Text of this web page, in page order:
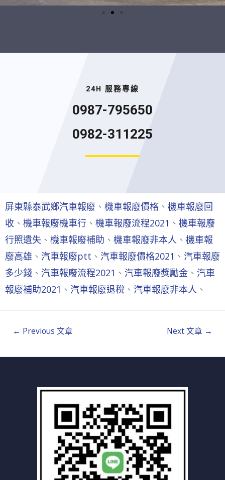
24H 服務專線
0987-795650
0982-311225
屏東縣泰武鄉汽車報廢 、 機車報廢價格 、 機車報廢回
收 、 機車報廢機車行 、 機車報廢流程2021 、 機車報廢
行照遺失 、 機車報廢補助 、 機車報廢非本人 、 機車報
廢高雄 、 汽車報廢ptt 、 汽車報廢價格2021 、 汽車報廢
多少錢 、 汽車報廢流程2021 、 汽車報廢獎勵金 、 汽車
報廢補助2021 、 汽車報廢退稅 、 汽車報廢非本人 、
← Previous 文章 Next 文章 →